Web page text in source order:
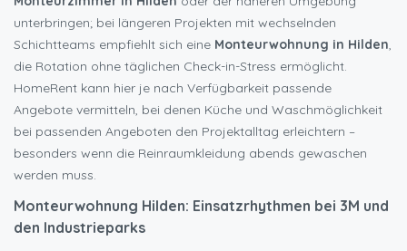
unterbringen; bei längeren Projekten mit wechselnden
Schichtteams empfiehlt sich eine Monteurwohnung in Hilden,
die Rotation ohne täglichen Check-in-Stress ermöglicht.
HomeRent kann hier je nach Verfügbarkeit passende
Angebote vermitteln, bei denen Küche und Waschmöglichkeit
bei passenden Angeboten den Projektalltag erleichtern –
besonders wenn die Reinraumkleidung abends gewaschen
werden muss.
Monteurwohnung Hilden: Einsatzrhythmen bei 3M und
den Industrieparks